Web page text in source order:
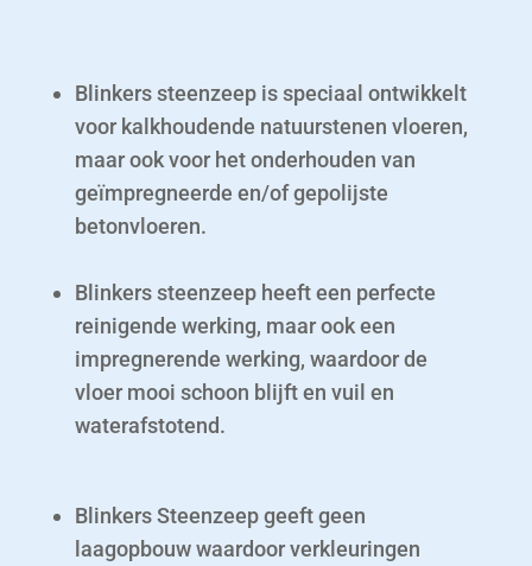
Blinkers steenzeep is speciaal ontwikkelt
voor kalkhoudende natuurstenen vloeren,
maar ook voor het onderhouden van
geïmpregneerde en/of gepolijste
betonvloeren.
Blinkers steenzeep heeft een perfecte
reinigende werking, maar ook een
impregnerende werking, waardoor de
vloer mooi schoon blijft en vuil en
waterafstotend.
Blinkers Steenzeep geeft geen
laagopbouw waardoor verkleuringen